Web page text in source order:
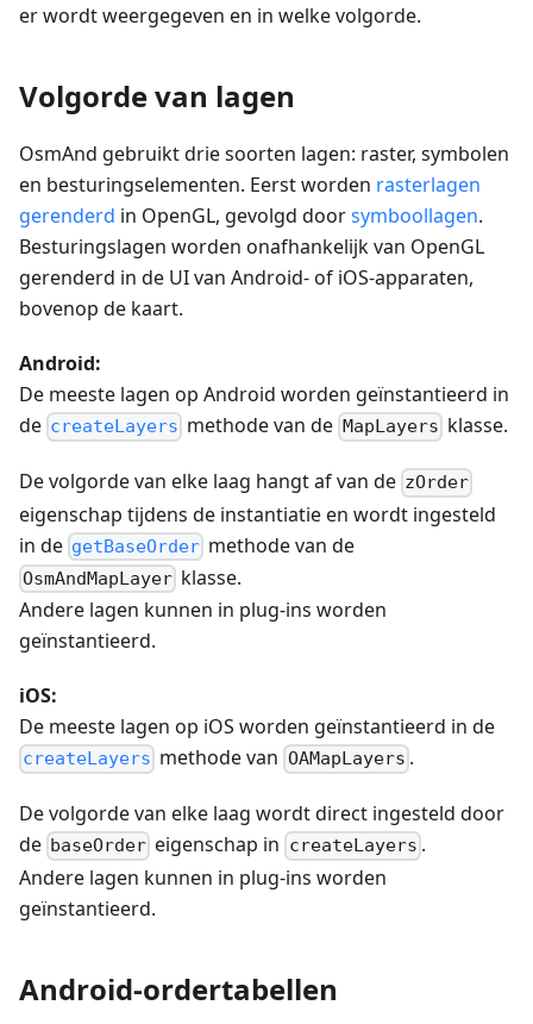
er wordt weergegeven en in welke volgorde.
Volgorde van lagen
OsmAnd gebruikt drie soorten lagen: raster, symbolen
en besturingselementen. Eerst worden rasterlagen
gerenderd in OpenGL, gevolgd doorsymboollagen.
Besturingslagen worden onafhankelijk van OpenGL
gerenderd in de UI van Android- of iOS-apparaten,
bovenop de kaart.
Android:
De meeste lagen op Android worden geïnstantieerd in
de createLayers methode van de MapLayers klasse.
De volgorde van elke laag hangt af van de zOrder
eigenschap tijdens de instantiatie en wordt ingesteld
in de getBaseOrder methode van de
OsmAndMapLayer klasse.
Andere lagen kunnen in plug-ins worden
geïnstantieerd.
iOS:
De meeste lagen op iOS worden geïnstantieerd in de
createLayers methode van OAMapLayers .
De volgorde van elke laag wordt direct ingesteld door
de baseOrder eigenschap in createLayers .
Andere lagen kunnen in plug-ins worden
geïnstantieerd.
Android-ordertabellen